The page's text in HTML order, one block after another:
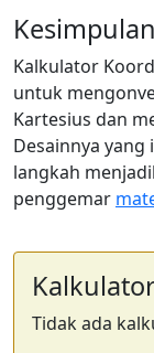
Kesimpulan
Kalkulator
untuk
Kartesius dan
Desainnya
langkah
penggemar
Tidak ada